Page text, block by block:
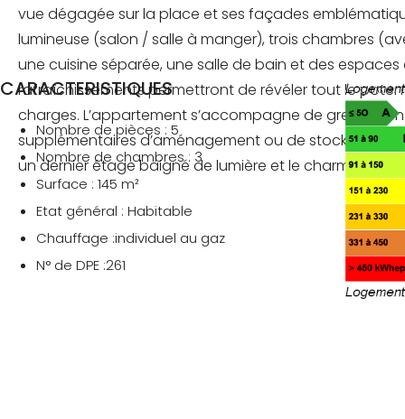
vue dégagée sur la place et ses façades
lumineuse (salon / salle à manger), trois chambres
une cuisine séparée, une salle de bain et des
rafraîchissements permettront de révéler tout le
charges. L’appartement s’accompagne de greniers
supplémentaires d’aménagement ou de stockage,
un dernier étage baigné de lumière et le charme de
CARACTERISTIQUES
Nombre de pièces : 5
Nombre de chambres : 3
Surface : 145 m²
Etat général : Habitable
Chauffage :individuel au gaz
N° de DPE :261